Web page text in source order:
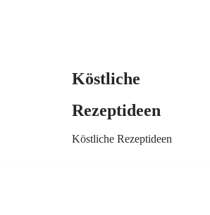
Köstliche
Rezeptideen
Köstliche Rezeptideen